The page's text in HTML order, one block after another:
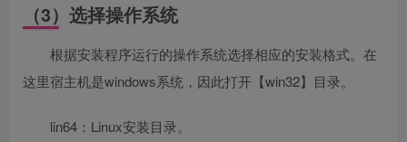
（3）选择操作系统
根据安装程序运行的操作系统选择相应的安装格式。在
这里宿主机是windows系统，因此打开【win32】目录。
lin64：Linux安装目录。